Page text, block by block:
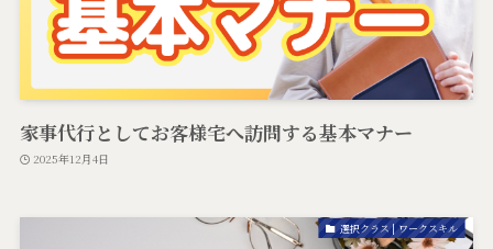
家事代行としてお客様宅へ訪問する基本マナー
2025年12月4日
選択クラス | ワークスキル